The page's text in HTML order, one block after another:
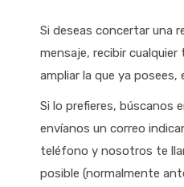
Si deseas concertar una
mensaje, recibir
ampliar la que ya posees,
Si lo prefieres, búscanos
envíanos un correo
teléfono y nosotros te
posible (normalmente